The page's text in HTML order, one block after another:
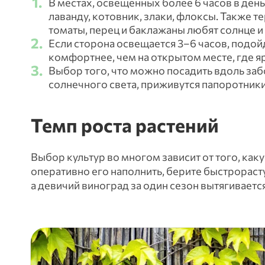
лаванду, котовник, злаки, флоксы. Также
томаты, перец и баклажаны любят солнце и
Если сторона освещается 3–6 часов,
комфортнее, чем на открытом месте, где
Выбор того, что можно посадить вдоль
солнечного света, приживутся
Темп роста растений
Выбор культур во многом зависит от того,
оперативно его наполнить, берите
а девичий виноград за один сезон